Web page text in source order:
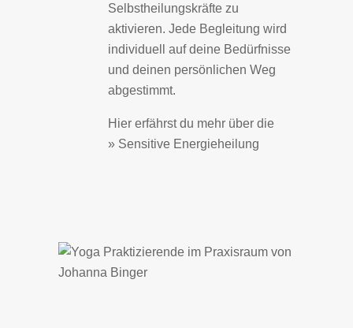
Selbstheilungskräfte zu
aktivieren. Jede Begleitung wird
individuell auf deine Bedürfnisse
und deinen persönlichen Weg
abgestimmt.
Hier erfährst du mehr über die
» Sensitive Energieheilung